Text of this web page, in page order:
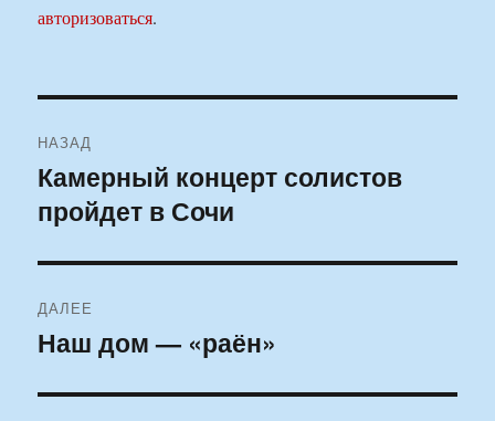
авторизоваться.
по
записям
НАЗАД
Предыдущая
запись:
Камерный концерт солистов
пройдет в Сочи
ДАЛЕЕ
Следующая
Наш дом — «раён»